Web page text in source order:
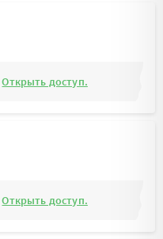
Открыть доступ.
Открыть доступ.